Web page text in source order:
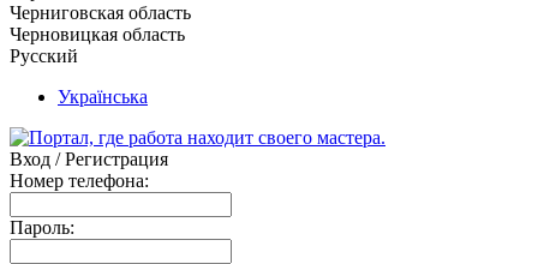
Черниговская область
Черновицкая область
Русский
Українська
Вход / Регистрация
Номер телефона:
Пароль: